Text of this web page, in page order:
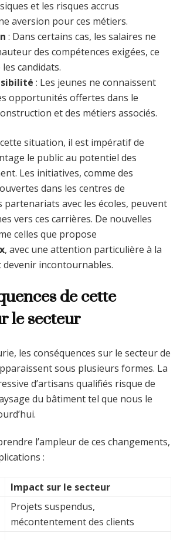
et les risques accrus
aversion pour ces métiers.
: Dans certains cas, les salaires ne
des compétences exigées, ce
candidats.
: Les jeunes ne connaissent
opportunités offertes dans le
et des métiers associés.
situation, il est impératif de
le public au potentiel des
Les initiatives, comme des
dans les centres de
avec les écoles, peuvent
vers ces carrières. De nouvelles
celles que propose
, avec une attention particulière à la
incontournables.
de cette
le secteur
les conséquences sur le secteur de
sous plusieurs formes. La
d’artisans qualifiés risque de
du bâtiment tel que nous le
l’ampleur de ces changements,
:
Impact sur le secteur
Projets suspendus,
mécontentement des clients